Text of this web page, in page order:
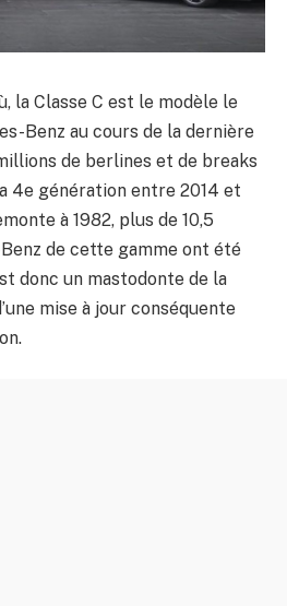
la Classe C est le modèle le
Benz au cours de la dernière
de berlines et de breaks
4e génération entre 2014 et
à 1982, plus de 10,5
de cette gamme ont été
donc un mastodonte de la
mise à jour conséquente